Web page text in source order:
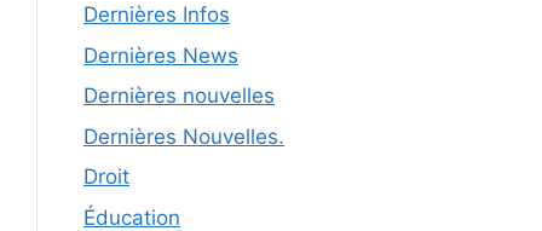
Dernières Infos
Dernières News
Dernières nouvelles
Dernières Nouvelles.
Droit
Éducation